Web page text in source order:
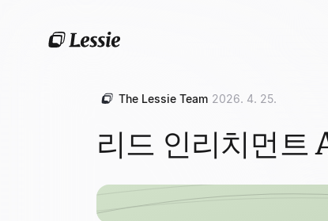
The Lessie Team 2026. 4. 25.
리드 인리치먼트